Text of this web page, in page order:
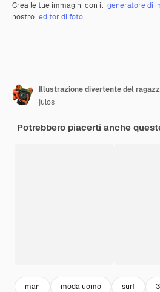
Crea le tue immagini con il generatore di
nostro editor di foto.
Illustrazione divertente del
julos
Potrebbero piacerti anche
man moda uomo surf